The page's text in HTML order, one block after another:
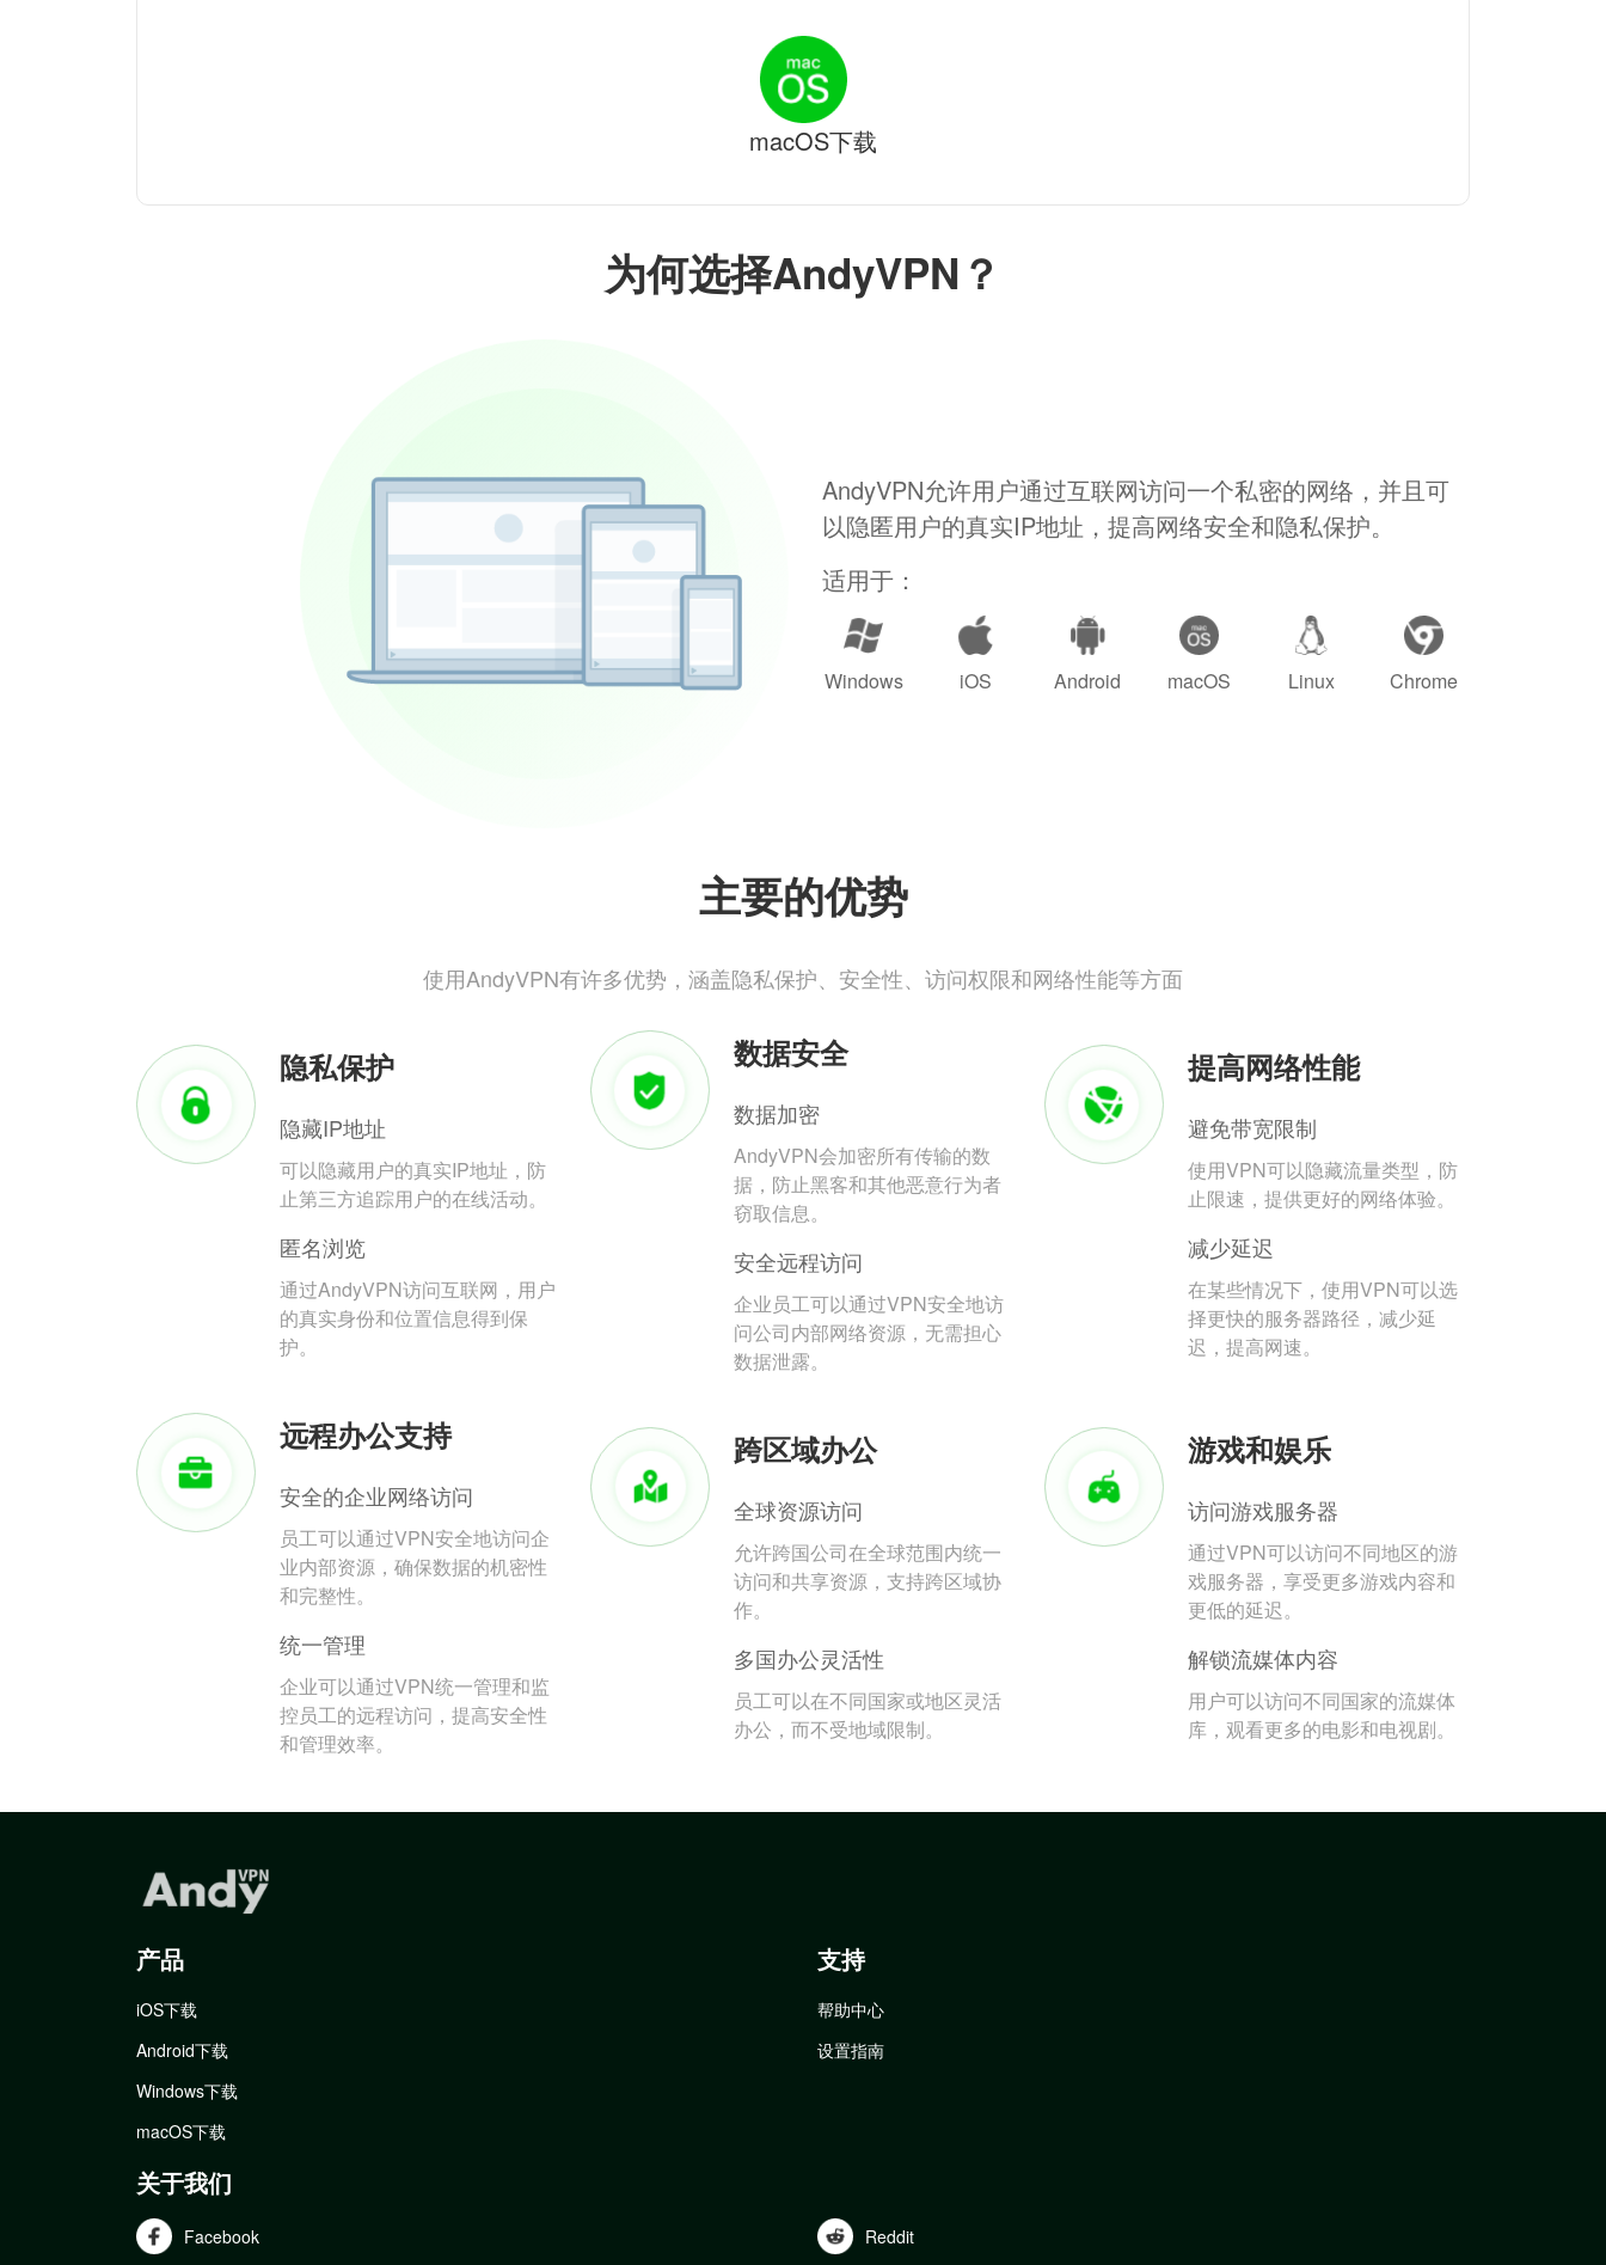
为何选择AndyVPN？
AndyVPN允许用户通过互联网访问一个私密的网络，并且可
以隐匿用户的真实IP地址，提高网络安全和隐私保护。
适用于：
Windows iOS Android macOS Linux Chrome
主要的优势
使用AndyVPN有许多优势，涵盖隐私保护、安全性、访问权限和网络性能等方面
隐私保护
隐藏IP地址
可以隐藏用户的真实IP地址，防
止第三方追踪用户的在线活动。
匿名浏览
通过AndyVPN访问互联网，用户
的真实身份和位置信息得到保
护。
数据安全
数据加密
AndyVPN会加密所有传输的数
据，防止黑客和其他恶意行为者
窃取信息。
安全远程访问
企业员工可以通过VPN安全地访
问公司内部网络资源，无需担心
数据泄露。
提高网络性能
避免带宽限制
使用VPN可以隐藏流量类型，防
止限速，提供更好的网络体验。
减少延迟
在某些情况下，使用VPN可以选
择更快的服务器路径，减少延
迟，提高网速。
远程办公支持
安全的企业网络访问
员工可以通过VPN安全地访问企
业内部资源，确保数据的机密性
和完整性。
统一管理
企业可以通过VPN统一管理和监
控员工的远程访问，提高安全性
和管理效率。
跨区域办公
全球资源访问
允许跨国公司在全球范围内统一
访问和共享资源，支持跨区域协
作。
多国办公灵活性
员工可以在不同国家或地区灵活
办公，而不受地域限制。
游戏和娱乐
访问游戏服务器
通过VPN可以访问不同地区的游
戏服务器，享受更多游戏内容和
更低的延迟。
解锁流媒体内容
用户可以访问不同国家的流媒体
库，观看更多的电影和电视剧。
macOS下载
产品
iOS下载
Android下载
Windows下载
macOS下载
支持
帮助中心
设置指南
关于我们
Facebook Reddit